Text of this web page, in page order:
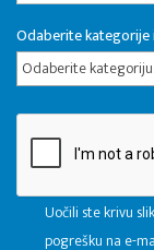
Odaberite kategorije
Odaberite
Uočili ste krivu
pogrešku na e-